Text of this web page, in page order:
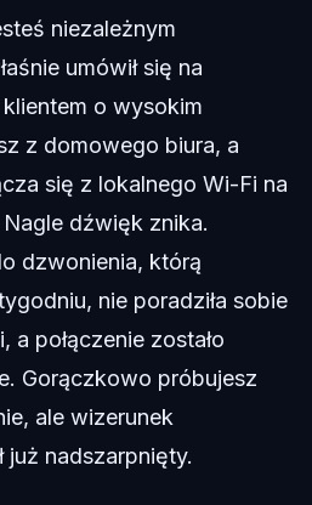
niezależnym
umówił się na
o wysokim
z domowego biura, a
się z lokalnego Wi-Fi na
dźwięk znika.
dzwonienia, którą
nie poradziła sobie
a połączenie zostało
Gorączkowo próbujesz
ale wizerunek
już nadszarpnięty.